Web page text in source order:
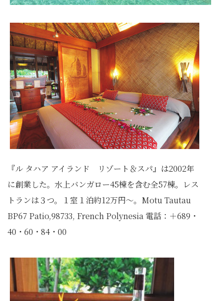
『ル タハア アイランド リゾート＆スパ』は2002年
に創業した。水上バンガロー45棟を含む全57棟。レス
トランは３つ。１室１泊約12万円〜。Motu Tautau
BP67 Patio,98733, French Polynesia 電話：＋689・
40・60・84・00